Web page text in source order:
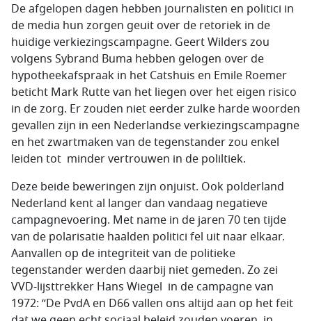
De afgelopen dagen hebben journalisten en politici in
de media hun zorgen geuit over de retoriek in de
huidige verkiezingscampagne. Geert Wilders zou
volgens Sybrand Buma hebben gelogen over de
hypotheekafspraak in het Catshuis en Emile Roemer
beticht Mark Rutte van het liegen over het eigen risico
in de zorg. Er zouden niet eerder zulke harde woorden
gevallen zijn in een Nederlandse verkiezingscampagne
en het zwartmaken van de tegenstander zou enkel
leiden tot minder vertrouwen in de poliltiek.
Deze beide beweringen zijn onjuist. Ook polderland
Nederland kent al langer dan vandaag negatieve
campagnevoering. Met name in de jaren 70 ten tijde
van de polarisatie haalden politici fel uit naar elkaar.
Aanvallen op de integriteit van de politieke
tegenstander werden daarbij niet gemeden. Zo zei
VVD-lijsttrekker Hans Wiegel in de campagne van
1972: “De PvdA en D66 vallen ons altijd aan op het feit